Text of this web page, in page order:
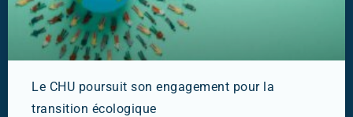
Le CHU poursuit son engagement pour la
transition écologique